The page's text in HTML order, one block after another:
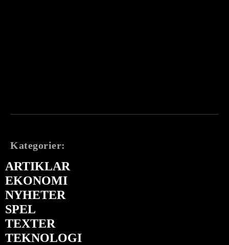
Kategorier:
ARTIKLAR
EKONOMI
NYHETER
SPEL
TEXTER
TEKNOLOGI